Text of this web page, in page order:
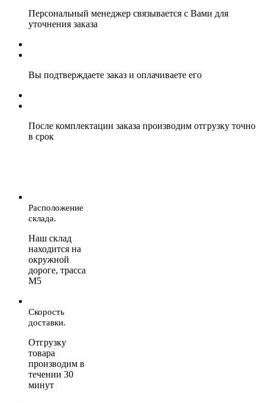
Персональный менеджер связывается с Вами для
уточнения заказа
Вы подтверждаете заказ и оплачиваете его
После комплектации заказа производим отгрузку точно
в срок
Расположение
склада.
Наш склад
находится на
окружной
дороге, трасса
М5
Скорость
доставки.
Отгрузку
товара
производим в
течении 30
минут